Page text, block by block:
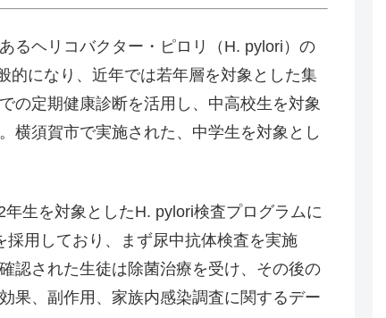
るヘリコバクター・ピロリ（H. pylori）の
的になり、近年では若年層を対象とした集
の定期健康診断を活用し、中高校生を対象
横須賀市で実施された、中学生を対象とし
生を対象としたH. pylori検査プログラムに
用しており、まず尿中抗体検査を実施
認された生徒は除菌治療を受け、その後の
果、副作用、家族内感染調査に関するデー